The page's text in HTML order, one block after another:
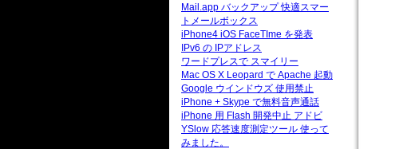
Mail.app バックアップ 快適スマー
トメールボックス
iPhone4 iOS FaceTIme を発表
IPv6 の IPアドレス
ワードプレスで スマイリー
Mac OS X Leopard で Apache 起動
Google ウインドウズ 使用禁止
iPhone + Skype で無料音声通話
iPhone 用 Flash 開発中止 アドビ
YSlow 応答速度測定ツール 使って
みました。